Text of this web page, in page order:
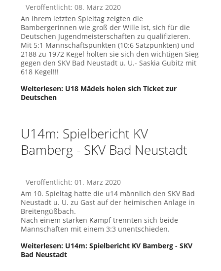
Veröffentlicht: 08. März 2020
An ihrem letzten Spieltag zeigten die
Bambergerinnen wie groß der Wille ist, sich für die
Deutschen Jugendmeisterschaften zu qualifizieren.
Mit 5:1 Mannschaftspunkten (10:6 Satzpunkten) und
2188 zu 1972 Kegel holten sie sich den wichtigen Sieg
gegen den SKV Bad Neustadt u. U.- Saskia Gubitz mit
618 Kegel!!!
Weiterlesen: U18 Mädels holen sich Ticket zur
Deutschen
U14m: Spielbericht KV
Bamberg - SKV Bad Neustadt
Veröffentlicht: 01. März 2020
Am 10. Spieltag hatte die u14 männlich den SKV Bad
Neustadt u. U. zu Gast auf der heimischen Anlage in
Breitengüßbach.
Nach einem starken Kampf trennten sich beide
Mannschaften mit einem 3:3 unentschieden.
Weiterlesen: U14m: Spielbericht KV Bamberg - SKV
Bad Neustadt